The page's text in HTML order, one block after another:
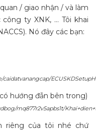
/ giao nhận / và làm
ty XNK, … Tôi khai
Nó đây các bạn:
hướng đẫn bên trong)
mq877r2v5apbs1t/
riêng của tôi nhé chứ